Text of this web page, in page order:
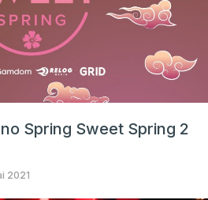
Spring Sweet Spring 2
2021